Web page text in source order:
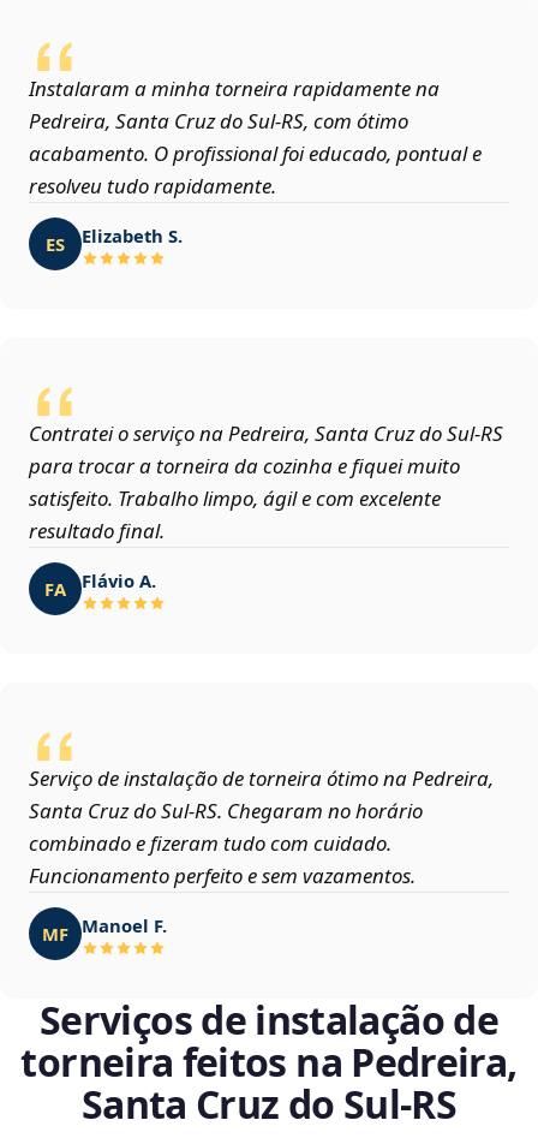
Instalaram a minha torneira rapidamente na
Pedreira, Santa Cruz do Sul‑RS, com ótimo
acabamento. O profissional foi educado, pontual e
resolveu tudo rapidamente.
ES Elizabeth S.
Contratei o serviço na Pedreira, Santa Cruz do Sul‑RS
para trocar a torneira da cozinha e fiquei muito
satisfeito. Trabalho limpo, ágil e com excelente
resultado final.
FA Flávio A.
Serviço de instalação de torneira ótimo na Pedreira,
Santa Cruz do Sul‑RS. Chegaram no horário
combinado e fizeram tudo com cuidado.
Funcionamento perfeito e sem vazamentos.
MF Manoel F.
Serviços de instalação de
torneira feitos na Pedreira,
Santa Cruz do Sul‑RS